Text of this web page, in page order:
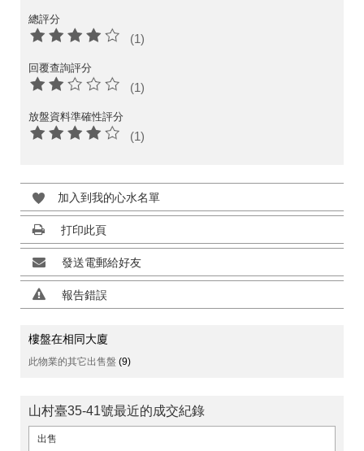
總評分
(1)
回覆查詢評分
(1)
放盤資料準確性評分
(1)
加入到我的心水名單
打印此頁
發送電郵給好友
報告錯誤
樓盤在相同大廈
此物業的其它出售盤 (9)
山村臺35-41號最近的成交紀錄
出售